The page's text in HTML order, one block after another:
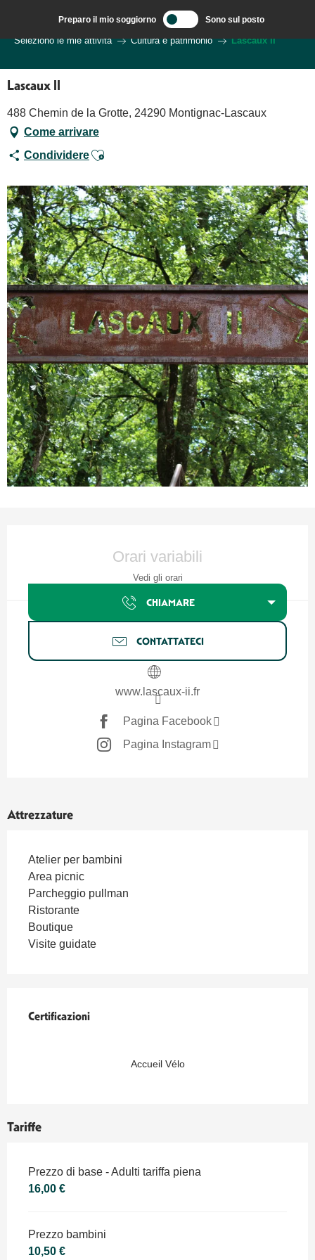
contenu
Preparo il mio soggiorno Sono sul posto
Benvenuti a Sarlat, capitale del Périgord Noir – IT
Seleziono le mie attività
Cultura e patrimonio Lascaux II
Lascaux II
488 Chemin de la Grotte, 24290 Montignac-Lascaux
Come arrivare
CondividereAjouter aux favoris
Orari variabili
Vedi gli orari
CHIAMARE
CONTATTATECI
www.lascaux-ii.fr
Pagina Facebook
Pagina Instagram
Attrezzature
Atelier per bambini
Area picnic
Parcheggio pullman
Ristorante
Boutique
Visite guidate
Certificazioni
Certificazioni
Accueil Vélo
Tariffe
Tariffe 2026
Prezzo di base - Adulti tariffa piena
16,00 €
Prezzo bambini
10,50 €